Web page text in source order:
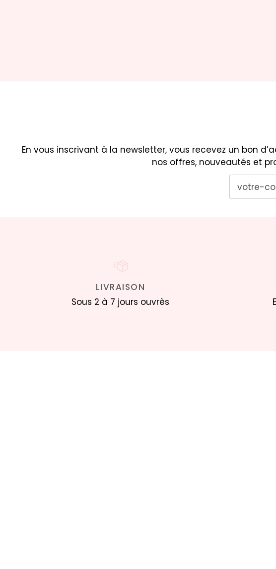
En vous inscrivant à la newsletter, vous recevez un bon
nos offres, nouveautés et
LIVRAISON
Sous 2 à 7 jours ouvrès